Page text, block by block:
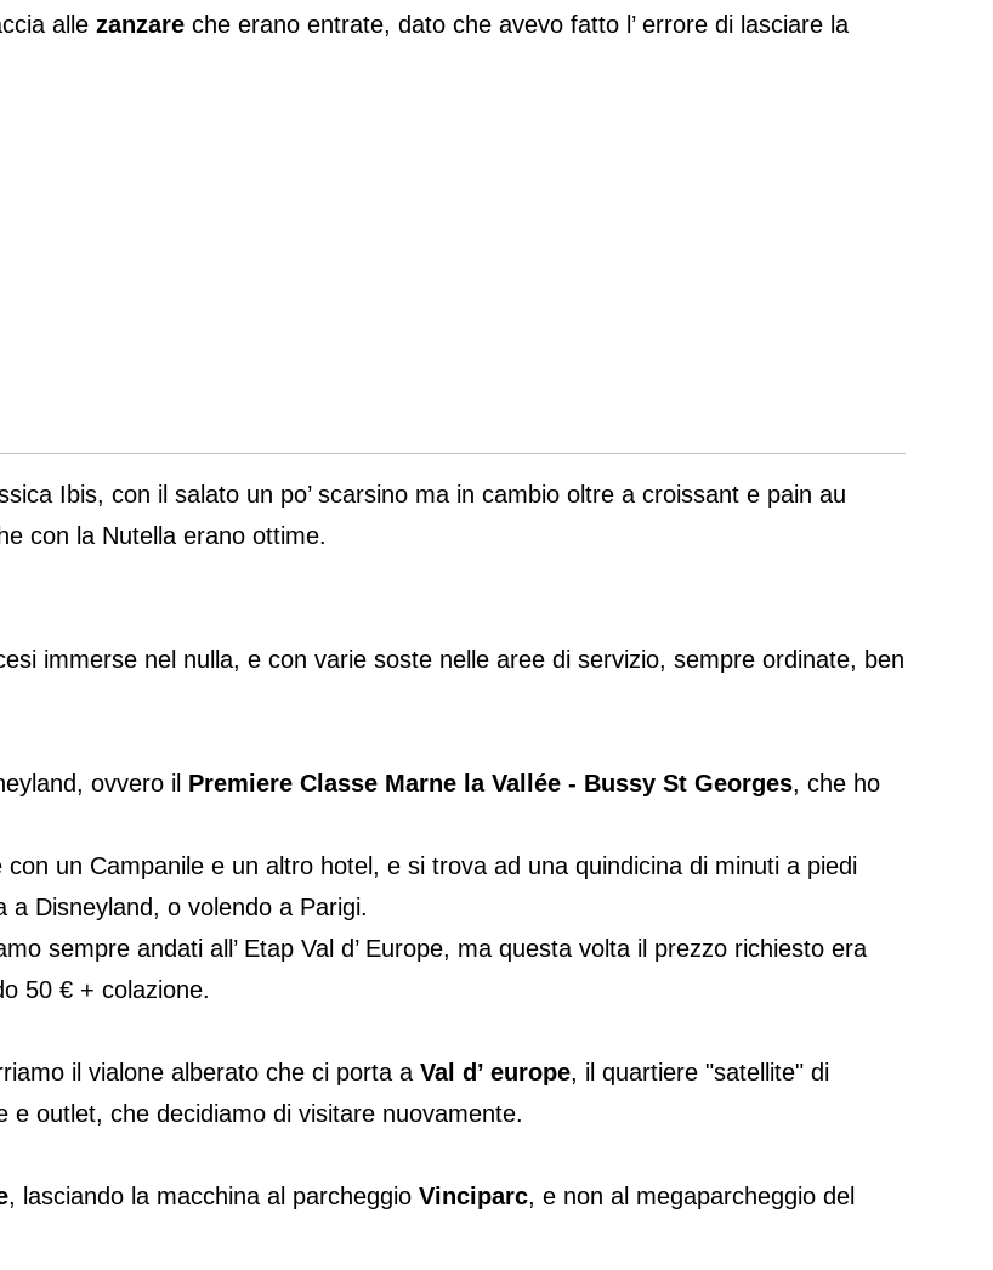
alle zanzare che erano entrate, dato che avevo fatto l’ errore di lasciare la
Ibis, con il salato un po’ scarsino ma in cambio oltre a croissant e pain au
con la Nutella erano ottime.
immerse nel nulla, e con varie soste nelle aree di servizio, sempre ordinate, ben
ovvero il Premiere Classe Marne la Vallée - Bussy St Georges, che ho
un Campanile e un altro hotel, e si trova ad una quindicina di minuti a piedi
Disneyland, o volendo a Parigi.
sempre andati all’ Etap Val d’ Europe, ma questa volta il prezzo richiesto era
50 € + colazione.
il vialone alberato che ci porta a Val d’ europe, il quartiere "satellite" di
e outlet, che decidiamo di visitare nuovamente.
, lasciando la macchina al parcheggio Vinciparc, e non al megaparcheggio del